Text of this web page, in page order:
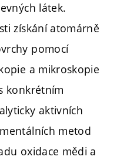
látek.
získání atomárně
pomocí
a mikroskopie
konkrétním
aktivních
metod
oxidace mědi a